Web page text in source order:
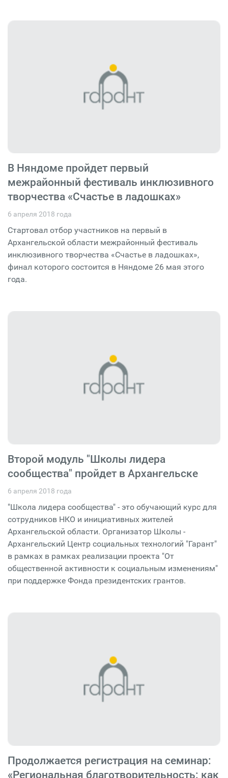
В Няндоме пройдет первый
межрайонный фестиваль инклюзивного
творчества «Счастье в ладошках»
6 апреля 2018 года
Стартовал отбор участников на первый в
Архангельской области межрайонный фестиваль
инклюзивного творчества «Счастье в ладошках»,
финал которого состоится в Няндоме 26 мая этого
года.
Второй модуль "Школы лидера
сообщества" пройдет в Архангельске
6 апреля 2018 года
"Школа лидера сообщества" - это обучающий курс для
сотрудников НКО и инициативных жителей
Архангельской области. Организатор Школы -
Архангельский Центр социальных технологий "Гарант"
в рамках в рамках реализации проекта "От
общественной активности к социальным изменениям"
при поддержке Фонда президентских грантов.
Продолжается регистрация на семинар:
«Региональная благотворительность: как